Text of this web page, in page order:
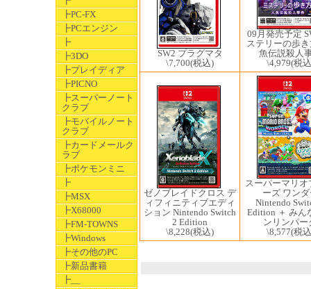
┣PC-FX
┣PCエンジン
┣
┣3DO
┣プレイディア
┣PICNO
┣スーパーノート
クラブ
┣モバイルノート
クラブ
┣カードメールク
ラブ
┣ポケモンミニ
┣
┣MSX
┣X68000
┣FM-TOWNS
┣Windows
┣その他のPC
┣新品書籍
┣__
SW2 プラグマタ
\7,700(税込)
09月発売予定
ステリーの歩
魚伝説殺人
\4,979(税
ゼノブレイドクロス デ
ィフィニティブエディ
ション Nintendo Switch
2 Edition
\8,228(税込)
スーパーマリオ
ーズ ワン
Nintendo
Edition ＋ みん
ンリンパー
\8,577(税